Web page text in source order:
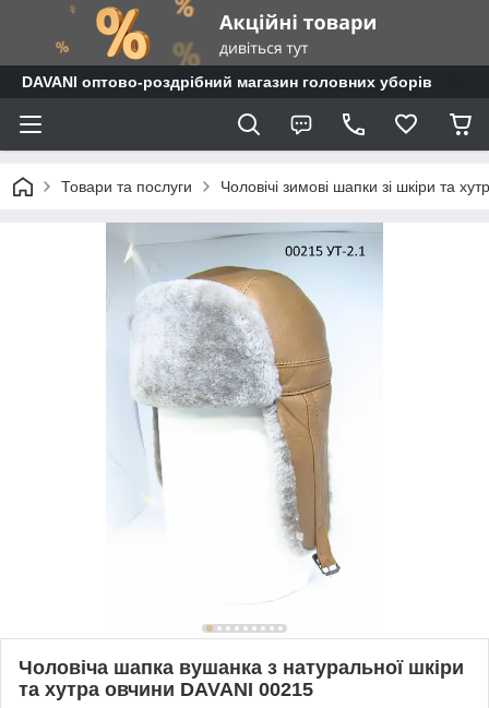
DAVANI оптово-роздрібний магазин головних уборів
Товари та послуги Чоловічі зимові шапки зі шкіри та
Чоловіча шапка вушанка з натуральної шкіри
та хутра овчини DAVANI 00215